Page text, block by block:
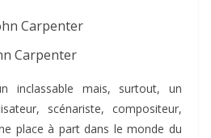
Carpenter
inclassable mais, surtout, un
scénariste, compositeur,
place à part dans le monde du